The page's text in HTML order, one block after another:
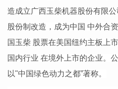
造成立广西玉柴机器股份有限
股份制改造，成为中国 中外合
国玉柴 股票在美国纽约主板上
国内行业 在境外上市的企业。
以"中国绿色动力之都”著称。